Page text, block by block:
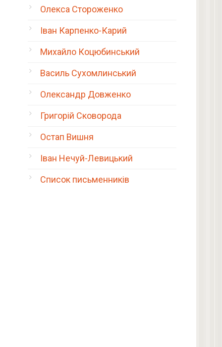
Олекса Стороженко
Іван Карпенко-Карий
Михайло Коцюбинський
Василь Сухомлинський
Олександр Довженко
Григорій Сковорода
Остап Вишня
Іван Нечуй-Левицький
Список письменників